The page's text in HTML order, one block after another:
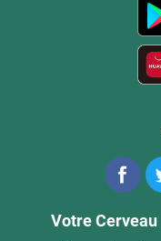
Votre Cerveau